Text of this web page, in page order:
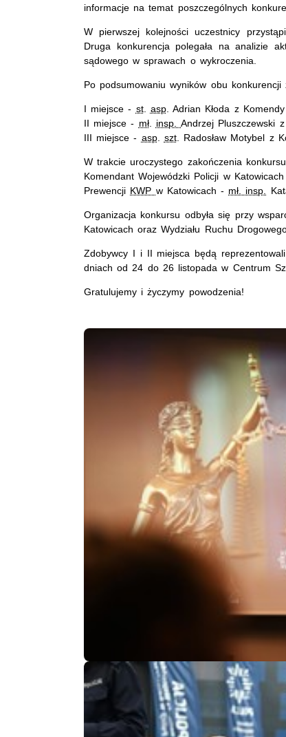
informacje na temat poszczególnych
W pierwszej kolejności uczestnicy
Druga konkurencja polegała na analizie
sądowego w sprawach o wykroczenia.
Po podsumowaniu wyników obu konkurencji
I miejsce - st. asp. Adrian Kłoda z
II miejsce - mł. insp.Andrzej Pluszczewski
III miejsce - asp. szt. Radosław Motybel z
W trakcie uroczystego zakończenia
Komendant Wojewódzki Policji w
Prewencji KWP w Katowicach - mł. insp.
Organizacja konkursu odbyła się przy
Katowicach oraz Wydziału Ruchu
Zdobywcy I i II miejsca będą
dniach od 24 do 26 listopada w Centrum
Gratulujemy i życzymy powodzenia!